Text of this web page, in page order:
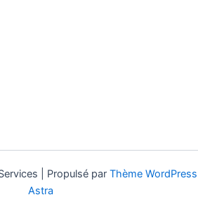
| Propulsé par Thème WordPress
Astra